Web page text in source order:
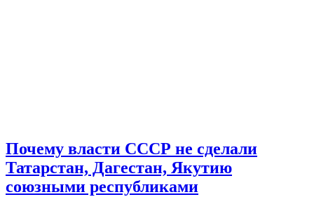
Почему власти СССР не сделали
Татарстан, Дагестан, Якутию
союзными республиками